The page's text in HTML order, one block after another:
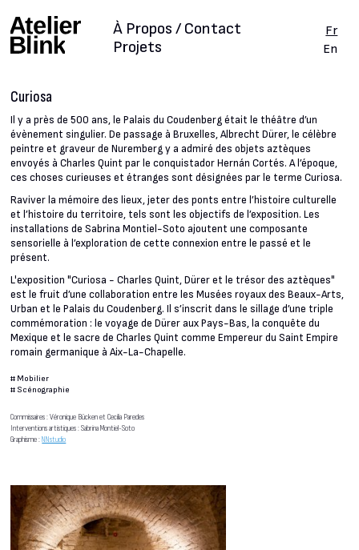
Projets
À Propos / Contact
Fr
En
Curiosa
Il y a près de 500 ans, le Palais du Coudenberg était le théâtre d’un
évènement singulier. De passage à Bruxelles, Albrecht Dürer, le célèbre
peintre et graveur de Nuremberg y a admiré des objets aztèques
envoyés à Charles Quint par le conquistador Hernán Cortés. A l’époque,
ces choses curieuses et étranges sont désignées par le terme Curiosa.
Raviver la mémoire des lieux, jeter des ponts entre l’histoire culturelle
et l’histoire du territoire, tels sont les objectifs de l’exposition. Les
installations de Sabrina Montiel-Soto ajoutent une composante
sensorielle à l’exploration de cette connexion entre le passé et le
présent.
L'exposition "Curiosa - Charles Quint, Dürer et le trésor des aztèques"
est le fruit d’une collaboration entre les Musées royaux des Beaux-Arts,
Urban et le Palais du Coudenberg. Il s’inscrit dans le sillage d’une triple
commémoration : le voyage de Dürer aux Pays-Bas, la conquête du
Mexique et le sacre de Charles Quint comme Empereur du Saint Empire
romain germanique à Aix-La-Chapelle.
# Mobilier
# Scénographie
Commissaires : Véronique Bücken et Cecilia Paredes
Interventions artistiques : Sabrina Montiel-Soto
Graphisme :NNstudio